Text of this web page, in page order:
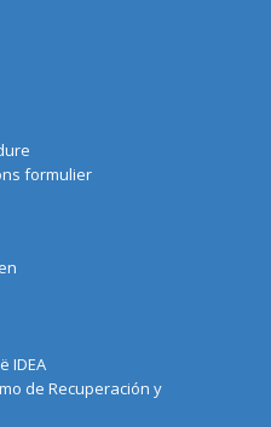
formulier
IDEA
de Recuperación y